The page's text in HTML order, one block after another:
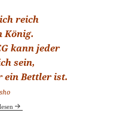
reich
König.
kann jeder
sein,
ein Bettler ist.